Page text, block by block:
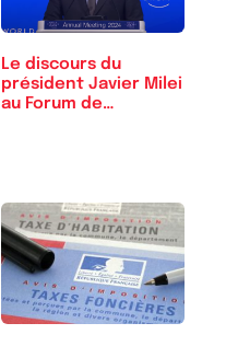
Le discours du
président Javier Milei
au Forum de…